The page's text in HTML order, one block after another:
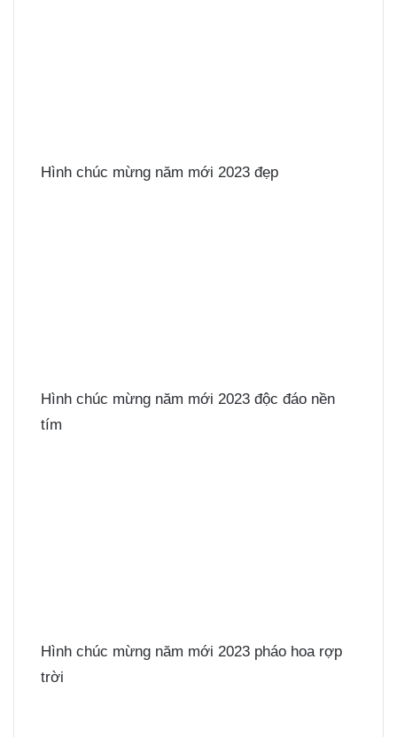
Hình chúc mừng năm mới 2023 đẹp
Hình chúc mừng năm mới 2023 độc đáo nền
tím
Hình chúc mừng năm mới 2023 pháo hoa rợp
trời